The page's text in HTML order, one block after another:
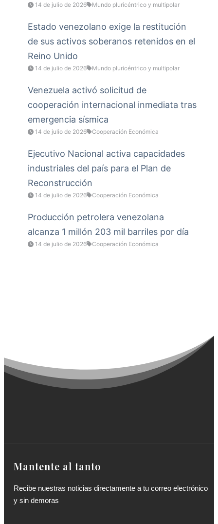
14 de julio de 2026 Mundo pluricéntrico y multipolar
Estado venezolano exige la restitución
de sus activos soberanos retenidos en el
Reino Unido
14 de julio de 2026 Mundo pluricéntrico y multipolar
Venezuela activó solicitud de
cooperación internacional inmediata tras
emergencia sísmica
14 de julio de 2026 Cooperación Económica
Ejecutivo Nacional activa capacidades
industriales del país para el Plan de
Reconstrucción
14 de julio de 2026 Cooperación Económica
Producción petrolera venezolana
alcanza 1 millón 203 mil barriles por día
14 de julio de 2026 Cooperación Económica
Mantente al tanto
Recibe nuestras noticias directamente a tu correo electrónico
y sin demoras